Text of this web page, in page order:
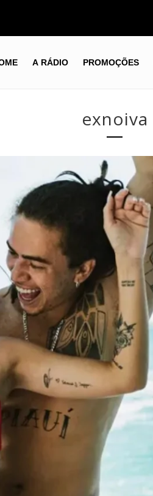
A RÁDIO PROMOÇÕES
exnoiva